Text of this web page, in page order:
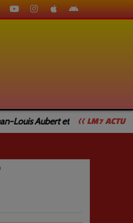
<< LM7 ACTU
Aubert et Jean-Luc Caturla